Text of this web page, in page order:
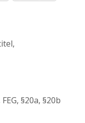
,
FEG, §20a, §20b